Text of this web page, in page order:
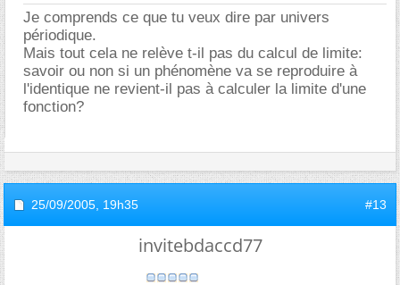
Je comprends ce que tu veux dire par univers
périodique.
Mais tout cela ne relève t-il pas du calcul de limite:
savoir ou non si un phénomène va se reproduire à
l'identique ne revient-il pas à calculer la limite d'une
fonction?
25/09/2005, 19h35 #13
invitebdaccd77